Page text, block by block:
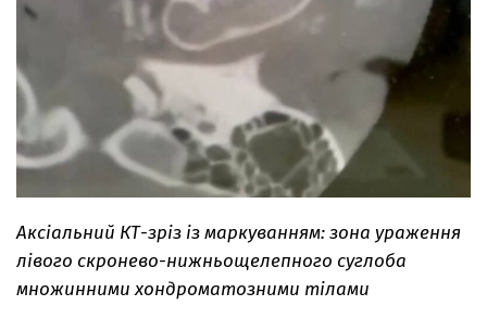
Аксіальний КТ-зріз із маркуванням: зона ураження
лівого скронево-нижньощелепного суглоба
множинними хондроматозними тілами